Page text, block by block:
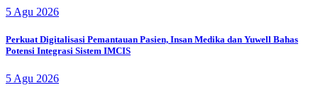
5 Agu 2026
Perkuat Digitalisasi Pemantauan Pasien, Insan Medika dan Yuwell Bahas
Potensi Integrasi Sistem IMCIS
5 Agu 2026